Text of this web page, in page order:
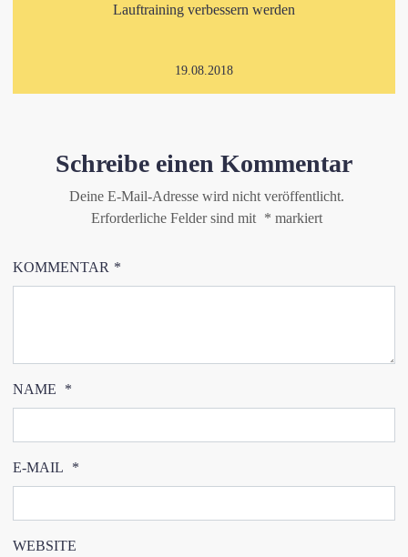
Lauftraining verbessern werden
19.08.2018
Schreibe einen Kommentar
Deine E-Mail-Adresse wird nicht veröffentlicht.
Erforderliche Felder sind mit * markiert
KOMMENTAR *
NAME *
E-MAIL *
WEBSITE